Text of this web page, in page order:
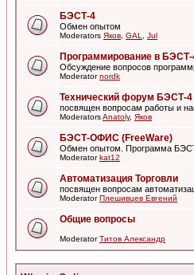
БЭСТ-4
Обмен опытом
Moderators Яков GAL Jul
Программирование в БЭСТ-
Обсуждение вопросов
Moderatornordk
Технический форум БЭСТ-4
посвящен вопросам работы и
ModeratorsAnatoly, Яков
БЭСТ-ОФИС (FreeWare)
Обмен опытом. Программа
Moderatorkat12
Автоматизация Торговли
посвящен вопросам
ModeratorПлешивцев Евгений
Общие вопросы
ModeratorТитов Александр